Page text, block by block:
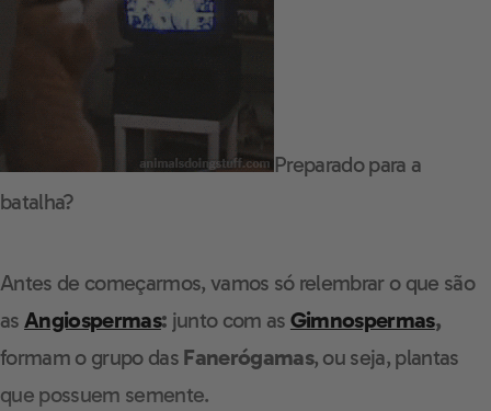
Preparado para a
batalha?
Antes de começarmos, vamos só relembrar o que são
as Angiospermas: junto com as Gimnospermas,
formam o grupo das Fanerógamas, ou seja, plantas
que possuem semente.